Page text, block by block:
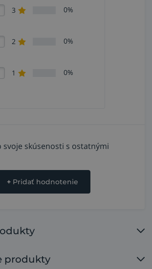
3 0%
2 0%
1 0%
svoje skúsenosti s ostatnými
+ Pridať hodnotenie
produkty